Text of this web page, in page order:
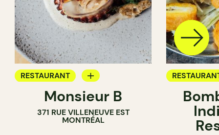
RESTAURANT
APPORTEZ VOTRE VIN
Monsieur B
371 RUE VILLENEUVE EST
MONTRÉAL
APPORTEZ